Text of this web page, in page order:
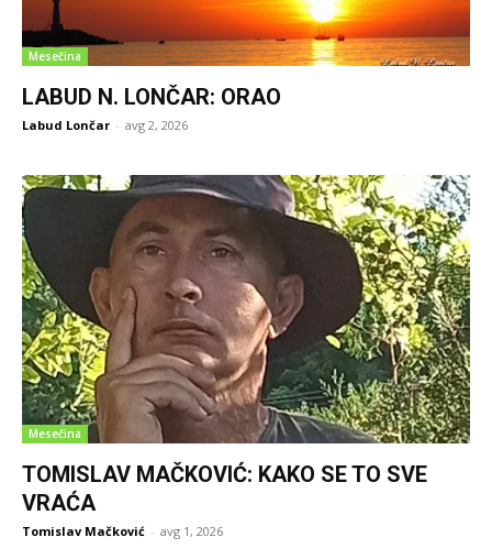
Mesečina
LABUD N. LONČAR: ORAO
Labud Lončar - avg 2, 2026
Mesečina
TOMISLAV MAČKOVIĆ: KAKO SE TO SVE
VRAĆA
Tomislav Mačković - avg 1, 2026